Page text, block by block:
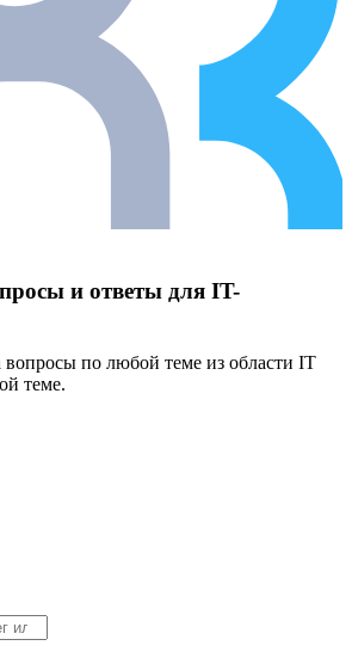
и ответы для IT-
вопросы по любой теме из области IT
теме.